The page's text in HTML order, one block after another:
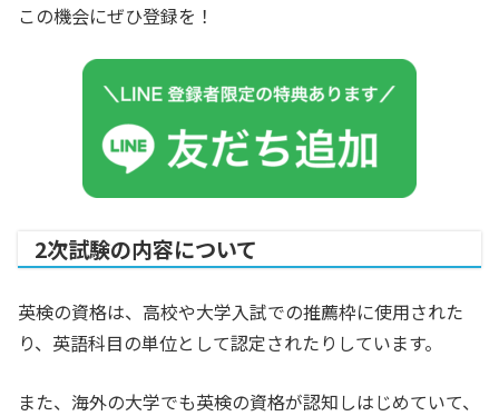
この機会にぜひ登録を！
2次試験の内容について
英検の資格は、高校や大学入試での推薦枠に使用された
り、英語科目の単位として認定されたりしています。
また、海外の大学でも英検の資格が認知しはじめていて、